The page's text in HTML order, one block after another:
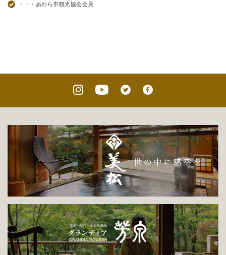
・・・あわら市観光協会会員